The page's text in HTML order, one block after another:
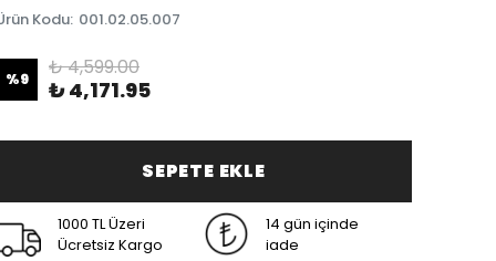
Kodu: 001.02.05.007
%9 ₺ 4,599.00
₺ 4,171.95
SEPETE EKLE
1000 TL Üzeri
Ücretsiz Kargo
14 gün içinde
iade